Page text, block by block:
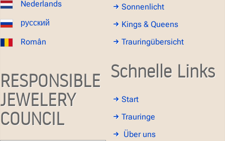
Nederlands
русский
Român
RESPONSIBLE
JEWELERY
COUNCIL
Sonnenlicht
Kings & Queens
Trauringübersicht
Schnelle Links
Start
Trauringe
Über uns